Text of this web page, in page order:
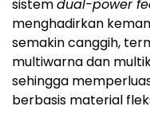
sistemdual-power
menghadirkan
semakin canggih,
multiwarna dan
sehingga
berbasis material